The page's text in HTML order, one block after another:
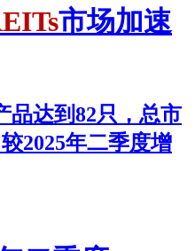
市场加速
品达到82只，总市
2025年二季度增